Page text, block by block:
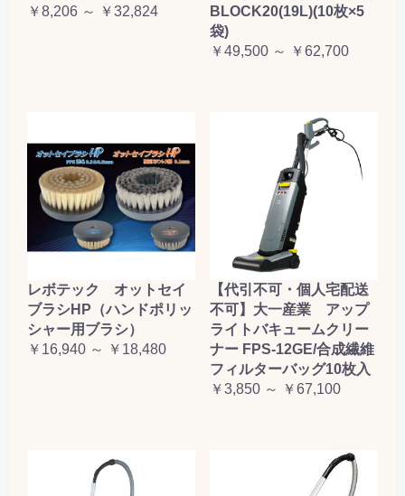
￥8,206 ～ ￥32,824
BLOCK20(19L)(10枚×5
袋)
￥49,500 ～ ￥62,700
レボテック オットセイ
ブラシHP（ハンドポリッ
シャー用ブラシ）
￥16,940 ～ ￥18,480
【代引不可・個人宅配送
不可】大一産業 アップ
ライトバキュームクリー
ナー FPS-12GE/合成繊維
フィルターバッグ10枚入
￥3,850 ～ ￥67,100